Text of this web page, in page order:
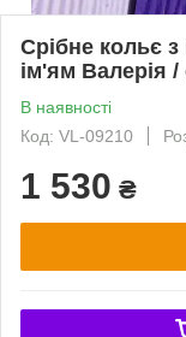
Срібне кольє
ім'ям Валерія /
В наявності
Код: VL-09210
1 530 ₴